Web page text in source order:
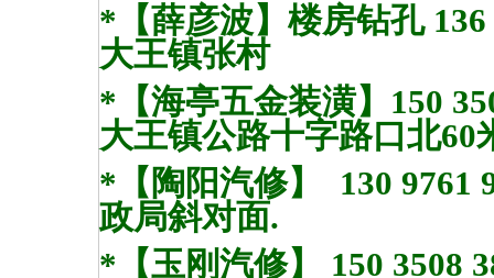
*【薛彦波】 楼房钻孔
大王镇张村
*【海亭五金装潢】150
大王镇公路十字路口北60
*【 陶阳汽修】 130 9761
政局斜对面.
*【玉刚汽修】 150 3508